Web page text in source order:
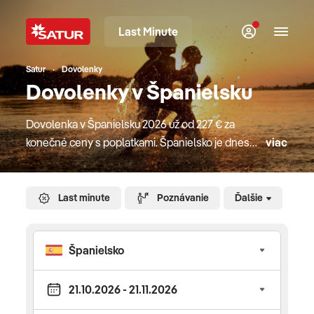
Last Minute
Satur Dovolenky
Dovolenky v Španielsku
Dovolenka v Španielsku 2026 už od 227 € za
konečné ceny s poplatkami. Španielsko je dnes
jednou z najnavštevovanejších destinácii, a to
kuchyni či pieskovým plážam s pozvoľným
s deťmi. Aké letovisko si vybrať? Andalúzia, oblasť
na juhu Španielska, je obľúbenou cieľovou
destináciou turistov vyhľadávajúcich malebné
pláže Costa del sol, more s priezračnou vodou
a kvalitné hotelové služby. Slnečné pobrežie
viac
Ďalšie
Last minute Poznávanie